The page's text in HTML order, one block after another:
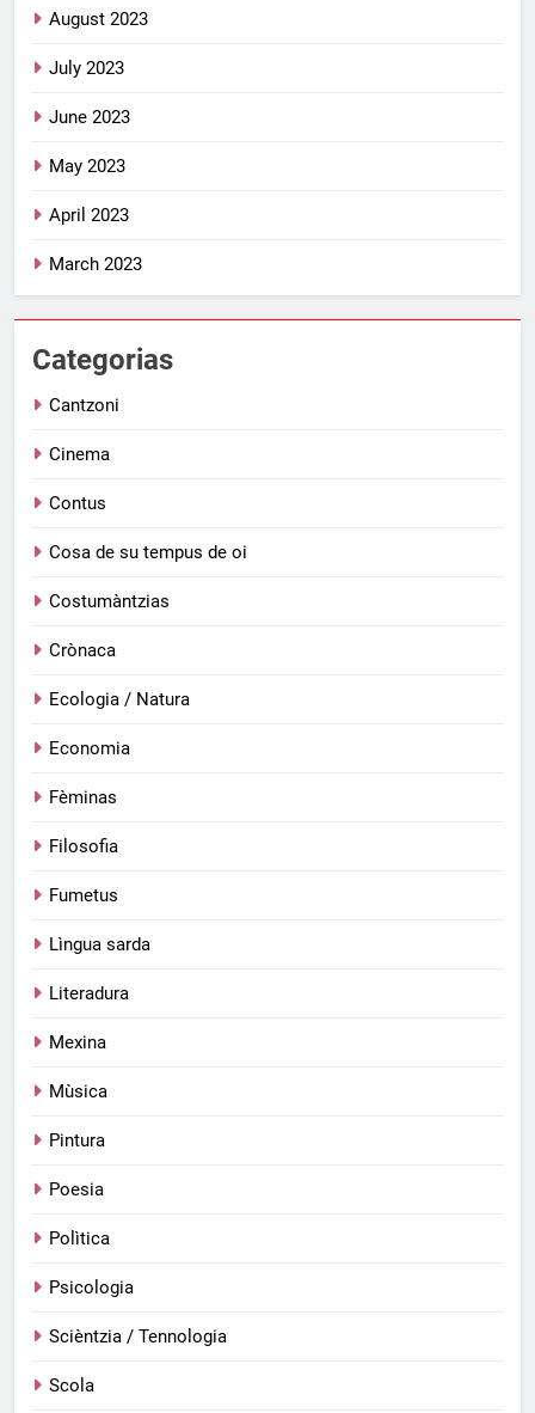
August 2023
July 2023
June 2023
May 2023
April 2023
March 2023
Categorias
Cantzoni
Cinema
Contus
Cosa de su tempus de oi
Costumàntzias
Crònaca
Ecologia / Natura
Economia
Fèminas
Filosofia
Fumetus
Lìngua sarda
Literadura
Mexina
Mùsica
Pintura
Poesia
Polìtica
Psicologia
Scièntzia / Tennologia
Scola